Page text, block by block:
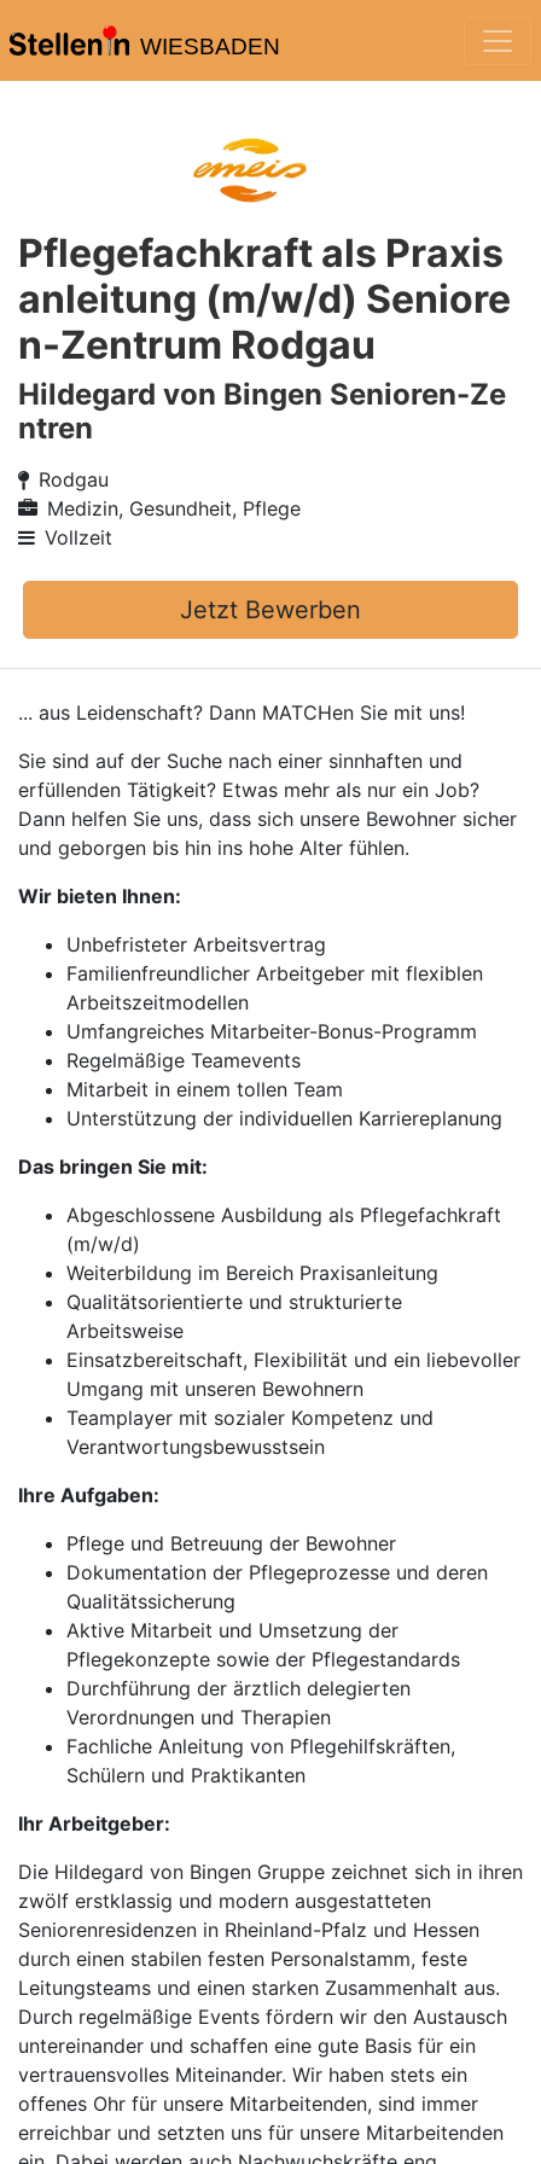
WIESBADEN
Pflegefachkraft als Praxis
anleitung (m/w/d) Seniore
n-Zentrum Rodgau
Hildegard von Bingen Senioren-Ze
ntren
Rodgau
Medizin, Gesundheit, Pflege
Vollzeit
Jetzt Bewerben
... aus Leidenschaft? Dann MATCHen Sie mit uns!
Sie sind auf der Suche nach einer sinnhaften und
erfüllenden Tätigkeit? Etwas mehr als nur ein Job?
Dann helfen Sie uns, dass sich unsere Bewohner sicher
und geborgen bis hin ins hohe Alter fühlen.
Wir bieten Ihnen:
Unbefristeter Arbeitsvertrag
Familienfreundlicher Arbeitgeber mit flexiblen
Arbeitszeitmodellen
Umfangreiches Mitarbeiter-Bonus-Programm
Regelmäßige Teamevents
Mitarbeit in einem tollen Team
Unterstützung der individuellen Karriereplanung
Das bringen Sie mit:
Abgeschlossene Ausbildung als Pflegefachkraft
(m/w/d)
Weiterbildung im Bereich Praxisanleitung
Qualitätsorientierte und strukturierte
Arbeitsweise
Einsatzbereitschaft, Flexibilität und ein liebevoller
Umgang mit unseren Bewohnern
Teamplayer mit sozialer Kompetenz und
Verantwortungsbewusstsein
Ihre Aufgaben:
Pflege und Betreuung der Bewohner
Dokumentation der Pflegeprozesse und deren
Qualitätssicherung
Aktive Mitarbeit und Umsetzung der
Pflegekonzepte sowie der Pflegestandards
Durchführung der ärztlich delegierten
Verordnungen und Therapien
Fachliche Anleitung von Pflegehilfskräften,
Schülern und Praktikanten
Ihr Arbeitgeber:
Die Hildegard von Bingen Gruppe zeichnet sich in ihren
zwölf erstklassig und modern ausgestatteten
Seniorenresidenzen in Rheinland-Pfalz und Hessen
durch einen stabilen festen Personalstamm, feste
Leitungsteams und einen starken Zusammenhalt aus.
Durch regelmäßige Events fördern wir den Austausch
untereinander und schaffen eine gute Basis für ein
vertrauensvolles Miteinander. Wir haben stets ein
offenes Ohr für unsere Mitarbeitenden, sind immer
erreichbar und setzten uns für unsere Mitarbeitenden